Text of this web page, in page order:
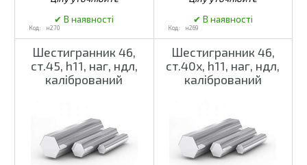
н270 н269
Шестигранник 46,
ст.45, h11, наг, ндл,
калібрований
Шестигранник 46,
ст.40х, h11, наг, ндл,
калібрований